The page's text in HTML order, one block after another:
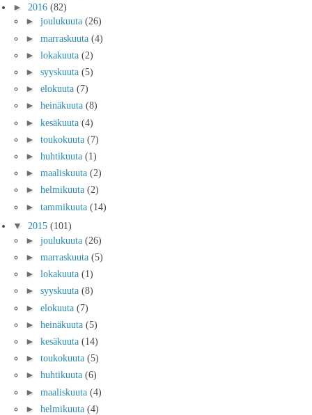
► 2016 (82)
► joulukuuta (26)
► marraskuuta (4)
► lokakuuta (2)
► syyskuuta (5)
► elokuuta (7)
► heinäkuuta (8)
► kesäkuuta (4)
► toukokuuta (7)
► huhtikuuta (1)
► maaliskuuta (2)
► helmikuuta (2)
► tammikuuta (14)
▼ 2015 (101)
► joulukuuta (26)
► marraskuuta (5)
► lokakuuta (1)
► syyskuuta (8)
► elokuuta (7)
► heinäkuuta (5)
► kesäkuuta (14)
► toukokuuta (5)
► huhtikuuta (6)
► maaliskuuta (4)
► helmikuuta (4)